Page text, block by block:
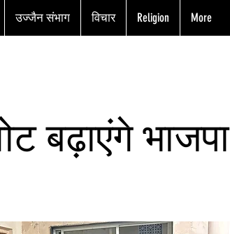
उज्जैन संभाग विचार Religion More
बढ़ाएंगे भाजपा